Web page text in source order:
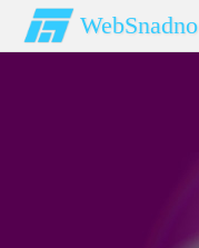
WebSnadno